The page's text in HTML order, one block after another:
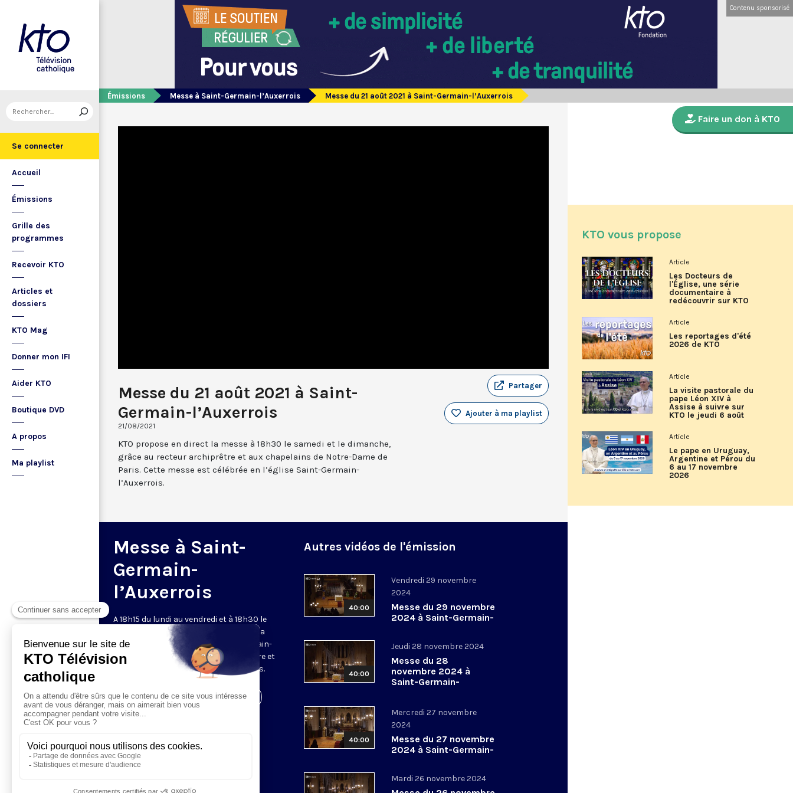
Se connecter
Accueil
Émissions
Grille des
programmes
Recevoir KTO
Articles et
dossiers
KTO Mag
Donner mon IFI
Aider KTO
Boutique DVD
A propos
Ma playlist
Contenu sponsorisé
Émissions Messe à Saint-Germain-l’Auxerrois Messe du 21 août 2021 à Saint-Germain-l’Auxerrois
Messe du 21 août 2021 à Saint-
Germain-l’Auxerrois
21/08/2021
Partager
Ajouter à ma playlist
KTO propose en direct la messe à 18h30 le samedi et le dimanche,
grâce au recteur archiprêtre et aux chapelains de Notre-Dame de
Paris. Cette messe est célébrée en l’église Saint-Germain-
l’Auxerrois.
Messe à Saint-
Germain-
l’Auxerrois
A 18h15 du lundi au vendredi et à 18h30 le
samedi et dimanche, KTO retransmet la
messe en direct de l'église Saint-Germain-
l'Auxerrois, grâce au recteur archiprêtre et
aux chapelains de Notre-Dame de Paris.
Visiter la page de l'émission
Autres vidéos de l'émission
40:00
Vendredi 29 novembre
2024
Messe du 29 novembre
2024 à Saint-Germain-
40:00
Jeudi 28 novembre 2024
Messe du 28
novembre 2024 à
Saint-Germain-
40:00
Mercredi 27 novembre
2024
Messe du 27 novembre
2024 à Saint-Germain-
Mardi 26 novembre 2024
Faire un don à KTO
KTO vous propose
Article
Les Docteurs de
l'Église, une série
documentaire à
redécouvrir sur KTO
Article
Les reportages d'été
2026 de KTO
Article
La visite pastorale du
pape Léon XIV à
Assise à suivre sur
KTO le jeudi 6 août
Article
Le pape en Uruguay,
Argentine et Pérou du
6 au 17 novembre
2026